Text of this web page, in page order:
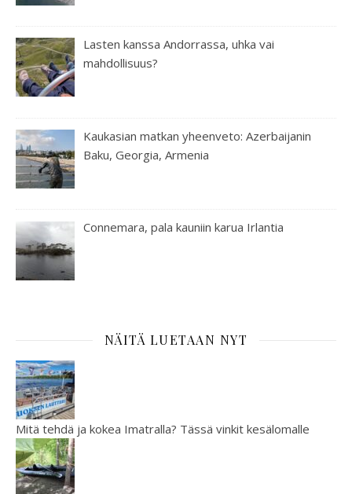
Lasten kanssa Andorrassa, uhka vai
mahdollisuus?
Kaukasian matkan yheenveto: Azerbaijanin
Baku, Georgia, Armenia
Connemara, pala kauniin karua Irlantia
NÄITÄ LUETAAN NYT
Mitä tehdä ja kokea Imatralla? Tässä vinkit kesälomalle